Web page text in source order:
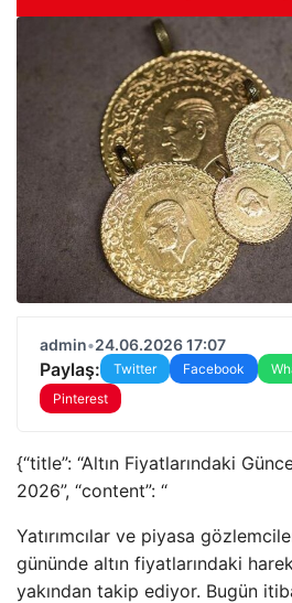
admin•24.06.2026 17:07
Paylaş: Twitter Facebook
Pinterest
{“title”: “Altın Fiyatlarındaki
2026”, “content”: “
Yatırımcılar ve piyasa
gününde altın fiyatlarındaki
yakından takip ediyor. Bugün